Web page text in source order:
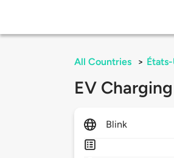
All Countries >
EV
Blink